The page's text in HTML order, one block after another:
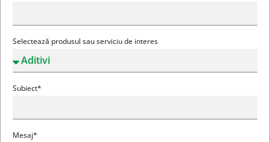
Selectează produsul sau serviciu de interes
Subiect*
Mesaj*